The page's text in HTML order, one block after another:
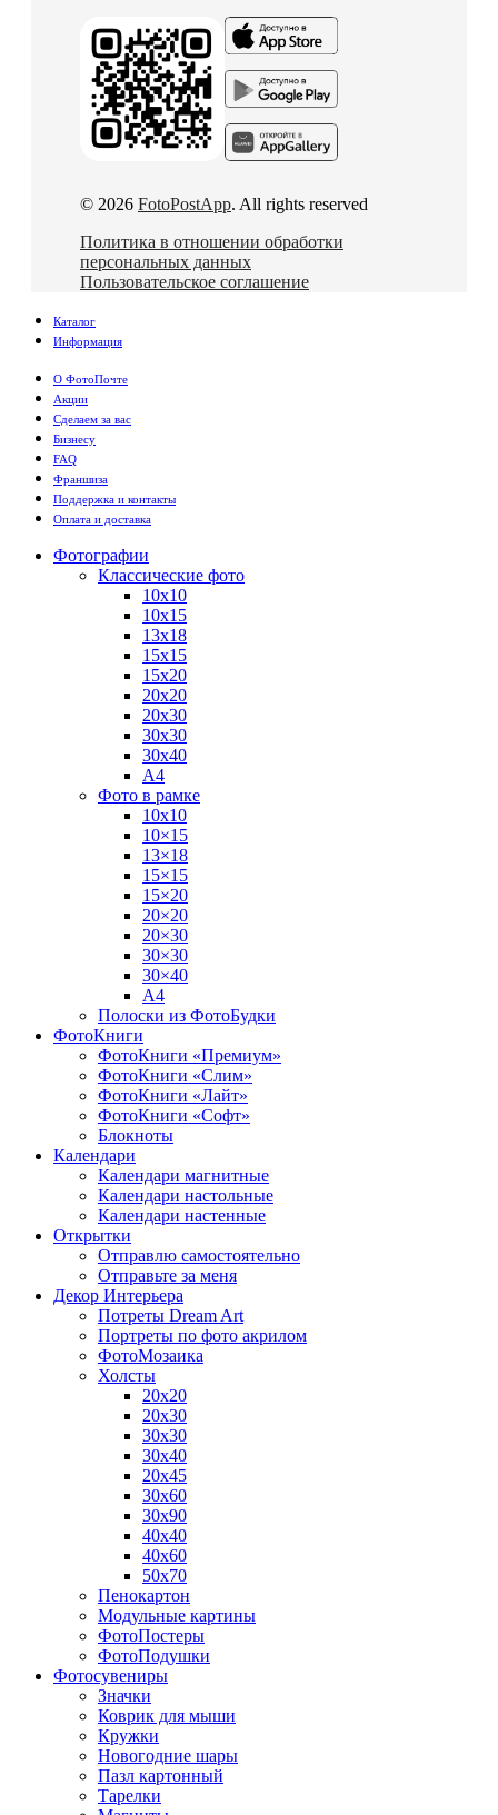
© 2026 FotoPostApp. All rights reserved
Политика в отношении обработки
персональных данных
Пользовательское соглашение
Каталог
Информация
О ФотоПочте
Акции
Сделаем за вас
Бизнесу
FAQ
Франшиза
Поддержка и контакты
Оплата и доставка
Фотографии
Классические фото
10х10
10х15
13х18
15х15
15х20
20х20
20х30
30х30
30х40
А4
Фото в рамке
10х10
10×15
13×18
15×15
15×20
20×20
20×30
30×30
30×40
A4
Полоски из ФотоБудки
ФотоКниги
ФотоКниги «Премиум»
ФотоКниги «Слим»
ФотоКниги «Лайт»
ФотоКниги «Софт»
Блокноты
Календари
Календари магнитные
Календари настольные
Календари настенные
Открытки
Отправлю самостоятельно
Отправьте за меня
Декор Интерьера
Потреты Dream Art
Портреты по фото акрилом
ФотоМозаика
Холсты
20х20
20х30
30х30
30х40
20х45
30х60
30х90
40х40
40х60
50х70
Пенокартон
Модульные картины
ФотоПостеры
ФотоПодушки
Фотоcувениры
Значки
Коврик для мыши
Кружки
Новогодние шары
Пазл картонный
Тарелки